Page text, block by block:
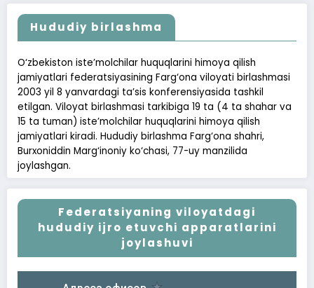
Hududiy birlashma
O‘zbekiston iste’molchilar huquqlarini himoya qilish
jamiyatlari federatsiyasining Farg‘ona viloyati birlashmasi
2003 yil 8 yanvardagi ta’sis konferensiyasida tashkil
etilgan. Viloyat birlashmasi tarkibiga 19 ta (4 ta shahar va
15 ta tuman) iste’molchilar huquqlarini himoya qilish
jamiyatlari kiradi. Hududiy birlashma Farg‘ona shahri,
Burxoniddin Marg‘inoniy ko‘chasi, 77-uy manzilida
joylashgan.
Federatsiyaning viloyatdagi
hududiy ijro etuvchi apparatlarini
joylashuvi